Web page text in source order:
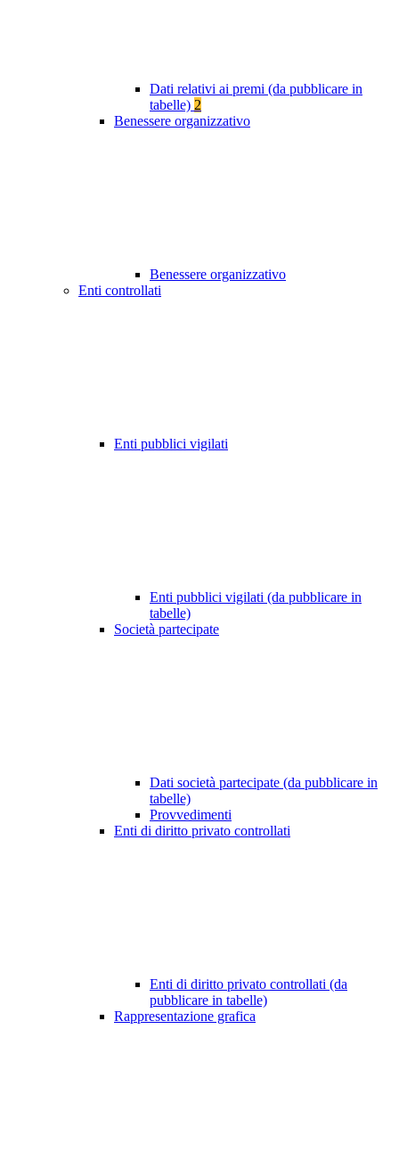
Dati relativi ai premi (da pubblicare in
tabelle) 2
Benessere organizzativo
Benessere organizzativo
Enti controllati
Enti pubblici vigilati
Enti pubblici vigilati (da pubblicare in
tabelle)
Società partecipate
Dati società partecipate (da pubblicare in
tabelle)
Provvedimenti
Enti di diritto privato controllati
Enti di diritto privato controllati (da
pubblicare in tabelle)
Rappresentazione grafica